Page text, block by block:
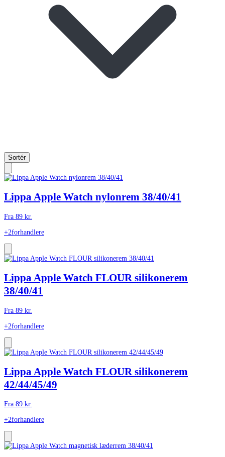
Sortér
Lippa Apple Watch nylonrem 38/40/41
Fra 89 kr.
+2forhandlere
Lippa Apple Watch FLOUR silikonerem
38/40/41
Fra 89 kr.
+2forhandlere
Lippa Apple Watch FLOUR silikonerem
42/44/45/49
Fra 89 kr.
+2forhandlere